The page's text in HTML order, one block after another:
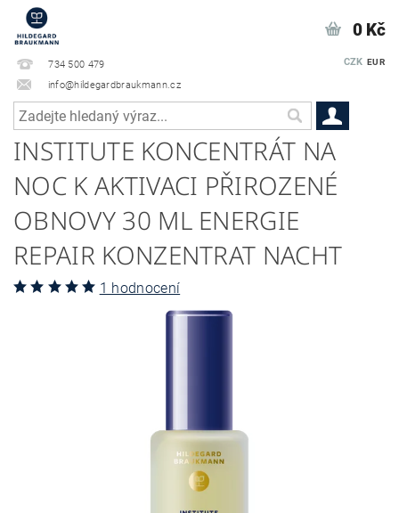
734 500 479
info@hildegardbraukmann.cz
CZK EUR
0 Kč
INSTITUTE KONCENTRÁT NA
NOC K AKTIVACI PŘIROZENÉ
OBNOVY 30 ML ENERGIE
REPAIR KONZENTRAT NACHT
1 hodnocení